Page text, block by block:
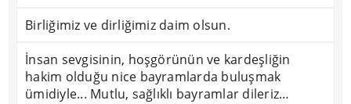
Birliğimiz ve dirliğimiz daim olsun.
İnsan sevgisinin, hoşgörünün ve kardeşliğin
hakim olduğu nice bayramlarda buluşmak
ümidiyle... Mutlu, sağlıklı bayramlar dileriz…